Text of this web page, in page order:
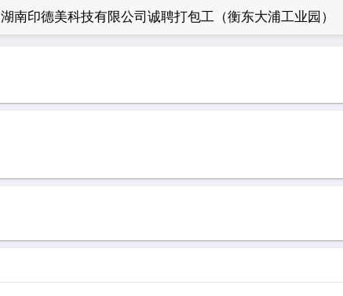
湖南印德美科技有限公司诚聘打包工（衡东大浦工业园）